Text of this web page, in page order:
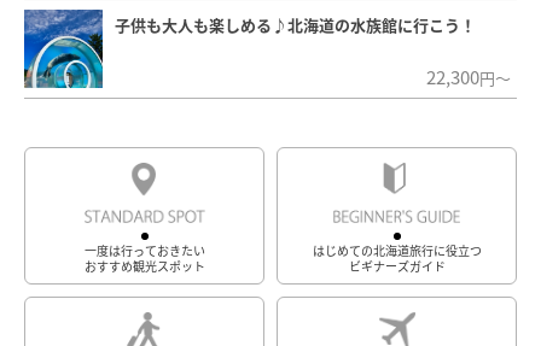
子供も大人も楽しめる♪北海道の水族館に行こう！
22,300円～
一度は行っておきたい
おすすめ観光スポット
はじめての北海道旅行に役立つ
ビギナーズガイド